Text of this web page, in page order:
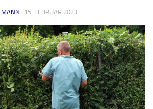
· 15. FEBRUAR 2023